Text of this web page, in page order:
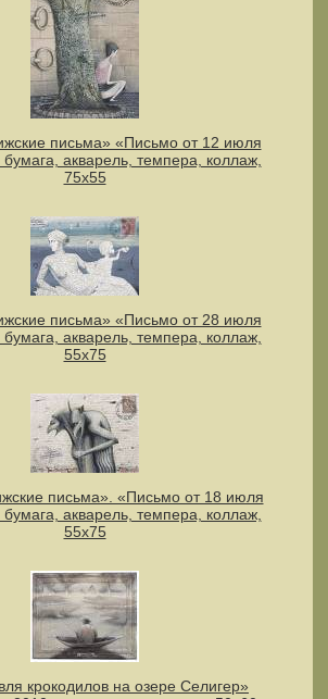
письма» «Письмо от 12 июля
акварель, темпера, коллаж,
75х55
письма» «Письмо от 28 июля
акварель, темпера, коллаж,
55х75
письма». «Письмо от 18 июля
акварель, темпера, коллаж,
55х75
крокодилов на озере Селигер»